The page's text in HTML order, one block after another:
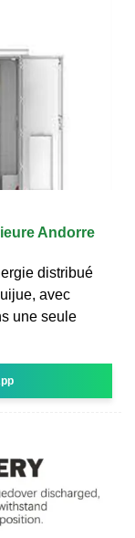
Andorre
distribué
avec
une seule